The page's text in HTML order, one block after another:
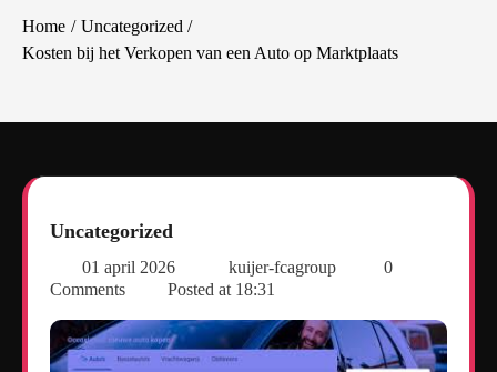
Home
Uncategorized
Kosten bij het Verkopen van een Auto op Marktplaats
Uncategorized
01 april 2026 kuijer-fcagroup
0
Comments
Posted at 18:31